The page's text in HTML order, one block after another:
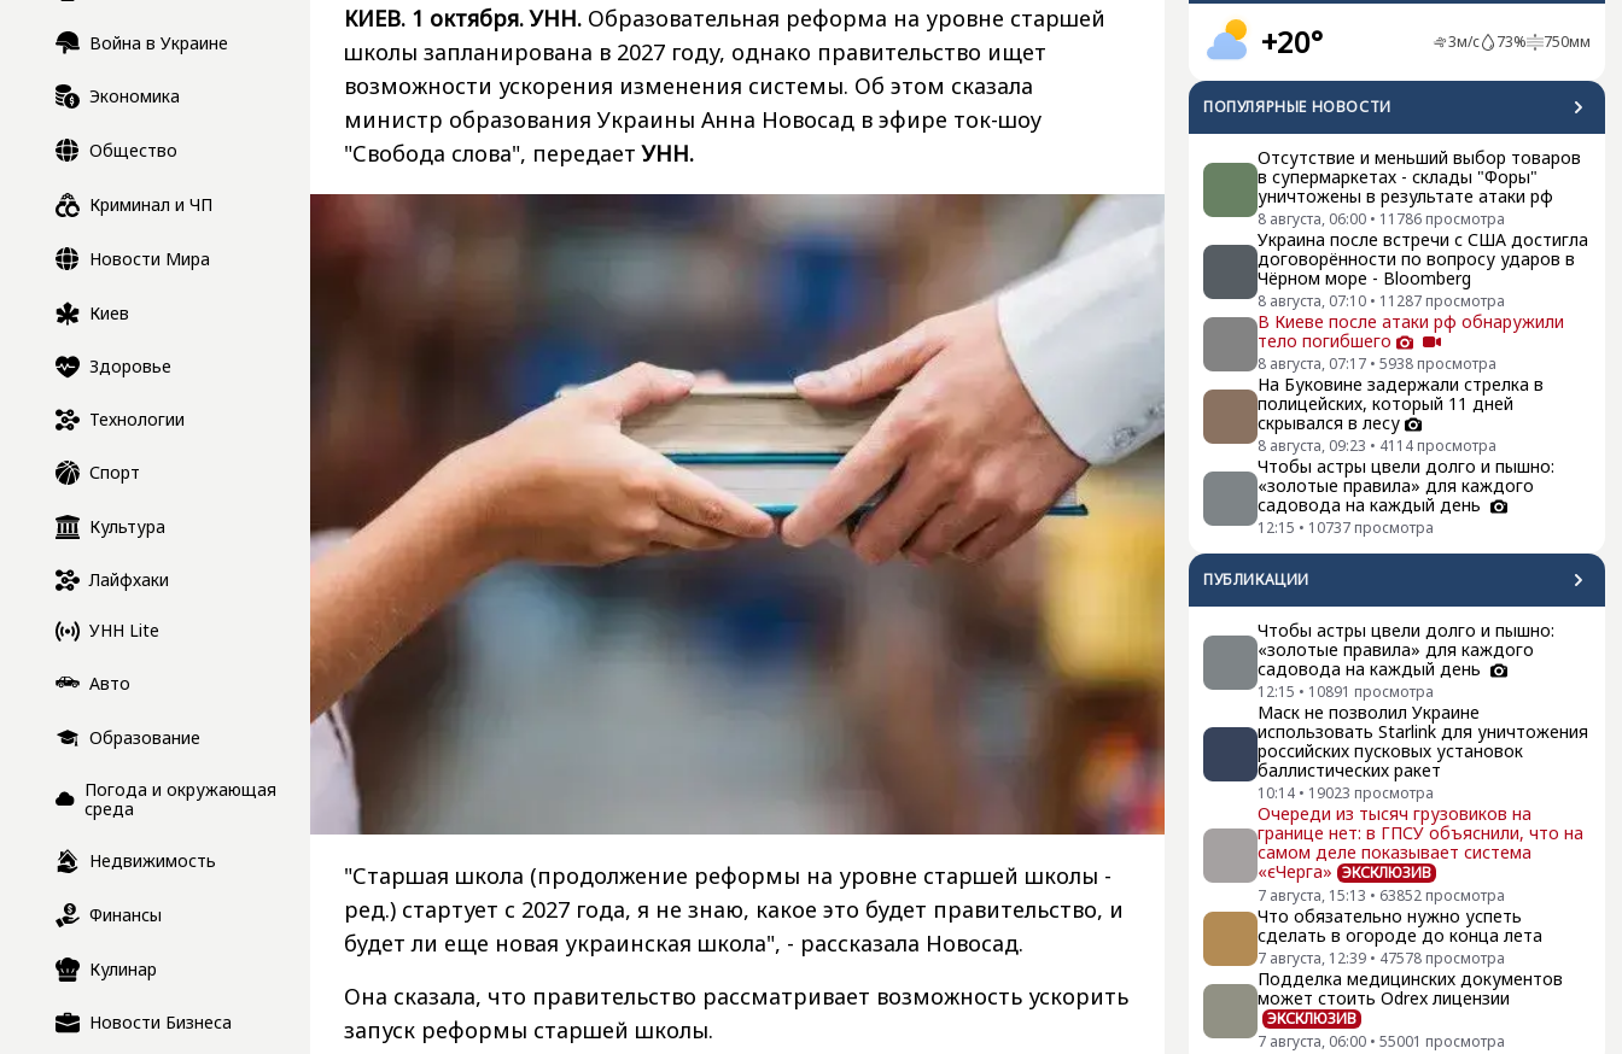
Война в Украине
Экономика
Общество
Криминал и ЧП
Новости Мира
Киев
Здоровье
Технологии
Спорт
Культура
Лайфхаки
УНН Lite
Авто
Образование
Погода и окружающая
среда
Недвижимость
Финансы
Кулинар
Новости Бизнеса
+20° 3м/с 73% 750мм
ПОПУЛЯРНЫЕ НОВОСТИ
Отсутствие и меньший выбор товаров
в супермаркетах - склады "Форы"
уничтожены в результате атаки рф
8 августа, 06:00 • 11786 просмотра
Украина после встречи с США достигла
договорённости по вопросу ударов в
Чёрном море - Bloomberg
8 августа, 07:10 • 11287 просмотра
В Киеве после атаки рф обнаружили
тело погибшего
8 августа, 07:17 • 5938 просмотра
На Буковине задержали стрелка в
полицейских, который 11 дней
скрывался в лесу
8 августа, 09:23 • 4114 просмотра
Чтобы астры цвели долго и пышно:
«золотые правила» для каждого
садовода на каждый день
12:15 • 10737 просмотра
ПУБЛИКАЦИИ
Чтобы астры цвели долго и пышно:
«золотые правила» для каждого
садовода на каждый день
12:15 • 10891 просмотра
Маск не позволил Украине
использовать Starlink для уничтожения
российских пусковых установок
баллистических ракет
10:14 • 19023 просмотра
Очереди из тысяч грузовиков на
границе нет: в ГПСУ объяснили, что на
самом деле показывает система
«єЧерга» ЭКСКЛЮЗИВ
7 августа, 15:13 • 63852 просмотра
Что обязательно нужно успеть
сделать в огороде до конца лета
7 августа, 12:39 • 47578 просмотра
Подделка медицинских документов
может стоить Odrex лицензии
ЭКСКЛЮЗИВ
7 августа, 06:00 • 55001 просмотра
КИЕВ. 1 октября. УНН. Образовательная реформа на уровне старшей
школы запланирована в 2027 году, однако правительство ищет
возможности ускорения изменения системы. Об этом сказала
министр образования Украины Анна Новосад в эфире ток-шоу
"Свобода слова", передаетУНН.
"Старшая школа (продолжение реформы на уровне старшей школы -
ред.) стартует с 2027 года, я не знаю, какое это будет правительство, и
будет ли еще новая украинская школа", - рассказала Новосад.
Она сказала, что правительство рассматривает возможность ускорить
запуск реформы старшей школы.